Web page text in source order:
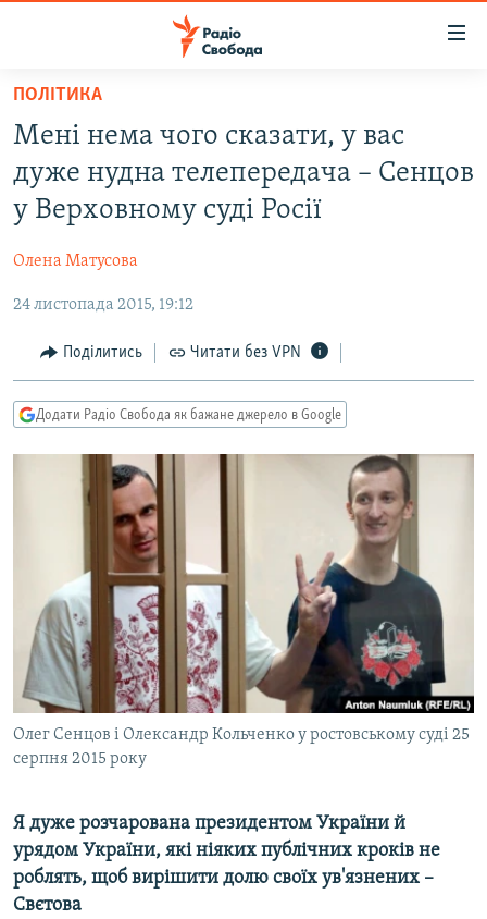
Перейти
основного
матеріалу
Перейти
до
основної
Перейти
пошуку
СТАТТІ
ЕКОНОМІКА
СУСПІЛЬСТВО
КУЛЬТУРА
УКРАЇНА
РОСІЙСЬКА «ФІЛЬТРАЦІЯ»
ДОНБАС.РЕАЛІЇ
КРИМ.РЕАЛІЇ
СХЕМИ
КИТАЙ.ВИКЛИКИ
МУЛЬТИМЕДІА
СПЕЦПРОЄКТИ
ПОДКАСТИ
КРИМ РЕАЛІЇ
РУС
УКР
ДОЛУЧАЙСЯ!
ПОЛІТИКА
Мені нема чого сказати, у вас
дуже нудна телепередача – Сенцов
у Верховному суді Росії
Олена Матусова
24 листопада 2015, 19:12
Поділитись Читати без VPN
Додати Радіо Свобода як бажане джерело в Google
Олег Сенцов і Олександр Кольченко у ростовському суді 25
серпня 2015 року
Я дуже розчарована президентом України й
урядом України, які ніяких публічних кроків не
роблять, щоб вирішити долю своїх ув'язнених –
Свєтова